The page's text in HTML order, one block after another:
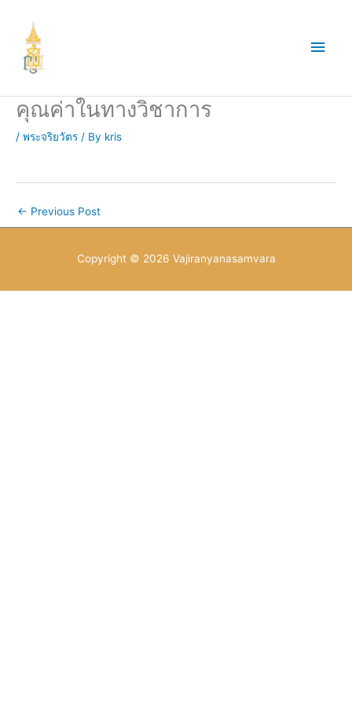
content
Main
คุณค่าในทางวิชาการ
/ พระจริยวัตร / By kris
← Previous Post
Copyright © 2026 Vajiranyanasamvara